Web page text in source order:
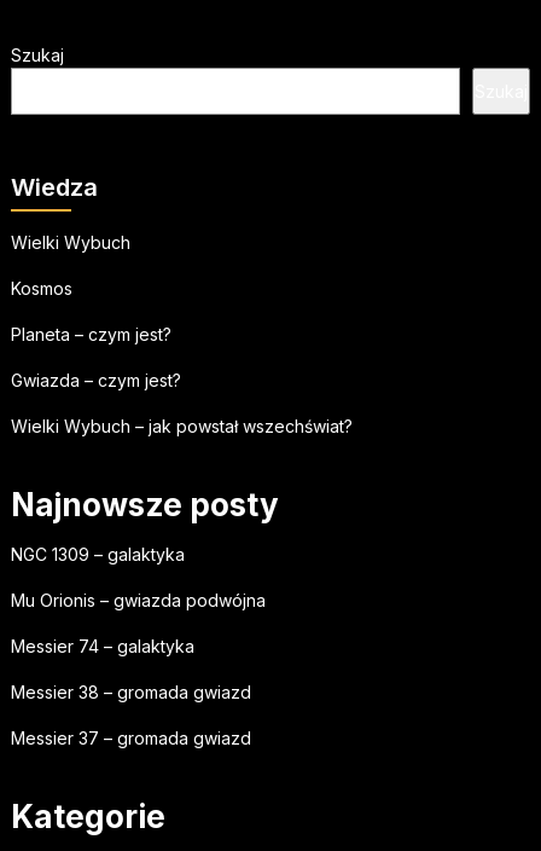
Szukaj
Wiedza
Wielki Wybuch
Kosmos
Planeta – czym jest?
Gwiazda – czym jest?
Wielki Wybuch – jak powstał wszechświat?
Najnowsze posty
NGC 1309 – galaktyka
Mu Orionis – gwiazda podwójna
Messier 74 – galaktyka
Messier 38 – gromada gwiazd
Messier 37 – gromada gwiazd
Kategorie